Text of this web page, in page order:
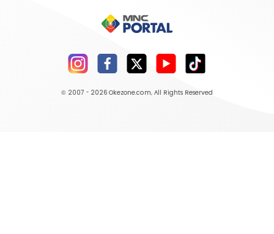
© 2007 - 2026 Okezone.com, All Rights Reserved